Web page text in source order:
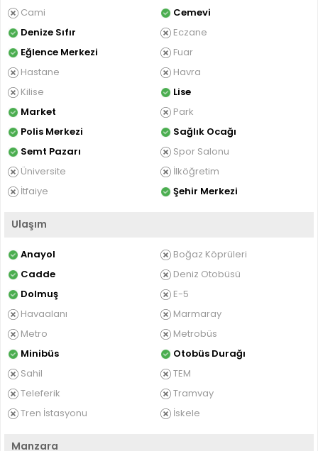
Cami
Cemevi
Denize Sıfır
Eczane
Eğlence Merkezi
Fuar
Hastane
Havra
Kilise
Lise
Market
Park
Polis Merkezi
Sağlık Ocağı
Semt Pazarı
Spor Salonu
Üniversite
İlköğretim
İtfaiye
Şehir Merkezi
Ulaşım
Anayol
Boğaz Köprüleri
Cadde
Deniz Otobüsü
Dolmuş
E-5
Havaalanı
Marmaray
Metro
Metrobüs
Minibüs
Otobüs Durağı
Sahil
TEM
Teleferik
Tramvay
Tren İstasyonu
İskele
Manzara